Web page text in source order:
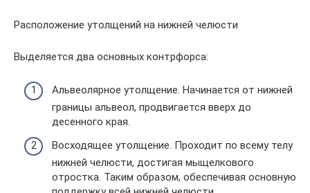
Расположение утолщений на нижней челюсти
Выделяется два основных контрфорса:
Альвеолярное утолщение. Начинается от нижней
границы альвеол, продвигается вверх до
десенного края.
Восходящее утолщение. Проходит по всему телу
нижней челюсти, достигая мыщелкового
отростка. Таким образом, обеспечивая основную